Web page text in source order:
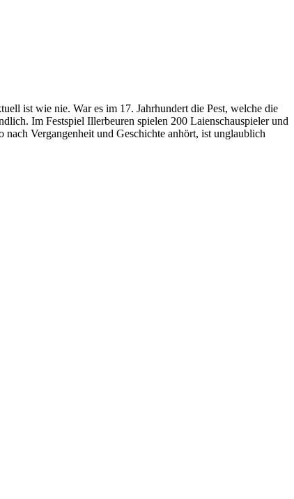
ist wie nie. War es im 17. Jahrhundert die Pest, welche die
Im Festspiel Illerbeuren spielen 200 Laienschauspieler und
Vergangenheit und Geschichte anhört, ist unglaublich